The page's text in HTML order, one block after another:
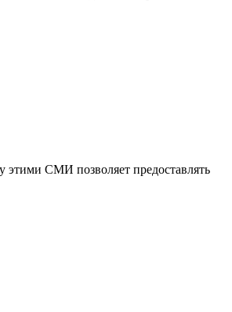
этими СМИ позволяет предоставлять